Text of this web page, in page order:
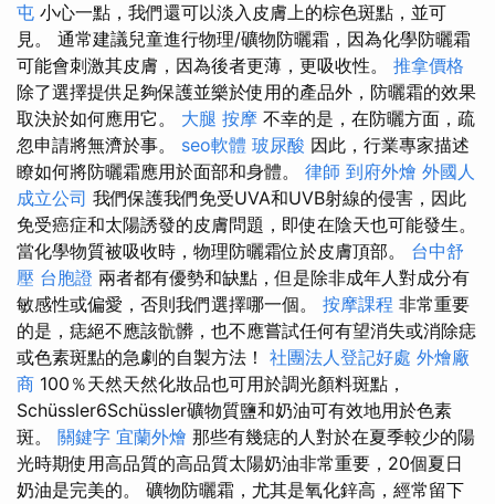
屯 小心一點，我們還可以淡入皮膚上的棕色斑點，並可
見。 通常建議兒童進行物理/礦物防曬霜，因為化學防曬霜
可能會刺激其皮膚，因為後者更薄，更吸收性。 推拿價格
除了選擇提供足夠保護並樂於使用的產品外，防曬霜的效果
取決於如何應用它。 大腿 按摩 不幸的是，在防曬方面，疏
忽申請將無濟於事。 seo軟體 玻尿酸 因此，行業專家描述
瞭如何將防曬霜應用於面部和身體。 律師 到府外燴 外國人
成立公司 我們保護我們免受UVA和UVB射線的侵害，因此
免受癌症和太陽誘發的皮膚問題，即使在陰天也可能發生。
當化學物質被吸收時，物理防曬霜位於皮膚頂部。 台中舒
壓 台胞證 兩者都有優勢和缺點，但是除非成年人對成分有
敏感性或偏愛，否則我們選擇哪一個。 按摩課程 非常重要
的是，痣絕不應該骯髒，也不應嘗試任何有望消失或消除痣
或色素斑點的急劇的自製方法！ 社團法人登記好處 外燴廠
商 100％天然天然化妝品也可用於調光顏料斑點，
Schüssler6Schüssler礦物質鹽和奶油可有效地用於色素
斑。 關鍵字 宜蘭外燴 那些有幾痣的人對於在夏季較少的陽
光時期使用高品質的高品質太陽奶油非常重要，20個夏日
奶油是完美的。 礦物防曬霜，尤其是氧化鋅高，經常留下